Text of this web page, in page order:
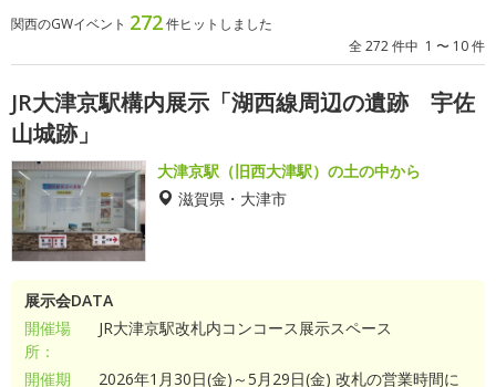
関西のGWイベント 272件ヒットしました
全 272 件中 1 〜 10 件
JR大津京駅構内展示「湖西線周辺の遺跡 宇佐
山城跡」
大津京駅（旧西大津駅）の土の中から
滋賀県・大津市
展示会DATA
開催場
所：
JR大津京駅改札内コンコース展示スペース
開催期
2026年1月30日(金)～5月29日(金) 改札の営業時間に